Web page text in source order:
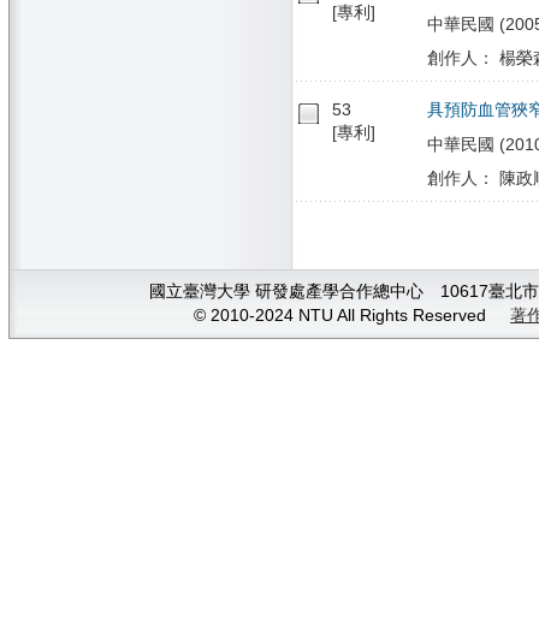
[專利]
中華民國
創作人： 楊榮
53
[專利]
具預防血管狹
中華民國
創作人： 陳政
國立臺灣大學 研發處產學合作總中心 10617臺
© 2010-2024 NTU All Rights Reserved 著